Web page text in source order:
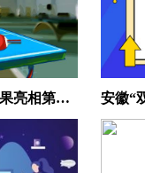
陕西科技企业成果亮相第十四届中国-东北亚博览会